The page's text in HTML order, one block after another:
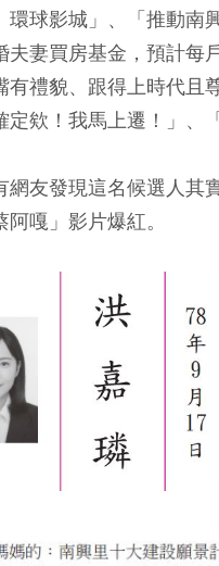
環球影城」、「推動南
夫妻買房基金，預計每
有禮貌、跟得上時代且
定欸！我馬上遷！」、
網友發現這名候選人其
阿嘎」影片爆紅。